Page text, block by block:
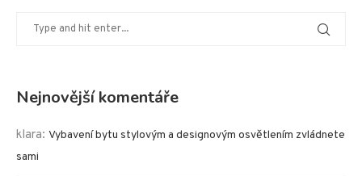
Nejnovější komentáře
klara: Vybavení bytu stylovým a designovým osvětlením zvládnete
sami